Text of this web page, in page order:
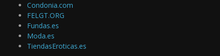
Condonia.com
FELGT.ORG
Fundas.es
Moda.es
TiendasEroticas.es